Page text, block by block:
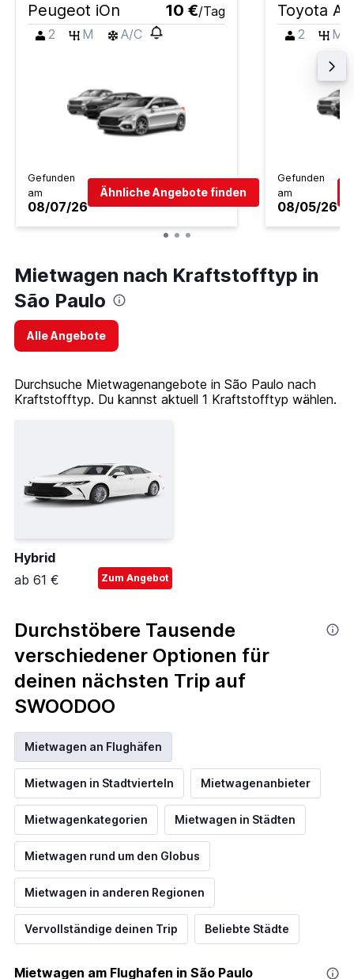
Peugeot iOn 10 €/Tag
2
M A/C
Gefunden
am
08/07/26
Ähnliche Angebote finden
Toyota
2 M
Gefunden
am
08/05/26
Mietwagen nach Kraftstofftyp in
São Paulo
Alle Angebote
Durchsuche Mietwagenangebote in São Paulo nach
Kraftstofftyp. Du kannst aktuell 1 Kraftstofftyp wählen.
Hybrid
ab 61 €
Zum Angebot
Durchstöbere Tausende
verschiedener Optionen für
deinen nächsten Trip auf
SWOODOO
Mietwagen an Flughäfen
Mietwagen in Stadtvierteln Mietwagenanbieter
Mietwagenkategorien Mietwagen in Städten
Mietwagen rund um den Globus
Mietwagen in anderen Regionen
Vervollständige deinen Trip Beliebte Städte
Mietwagen am Flughafen in São Paulo